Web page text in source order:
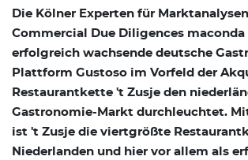
Die Kölner Experten für
Commercial Due Diligences maconda
erfolgreich wachsende deutsche
Plattform Gustoso im Vorfeld der
Restaurantkette 't Zusje den
Gastronomie-Markt durchleuchtet.
ist 't Zusje die viertgrößte
Niederlanden und hier vor allem als